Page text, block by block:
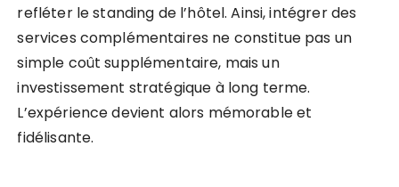
refléter le standing de l’hôtel. Ainsi, intégrer des
services complémentaires ne constitue pas un
simple coût supplémentaire, mais un
investissement stratégique à long terme.
L’expérience devient alors mémorable et
fidélisante.